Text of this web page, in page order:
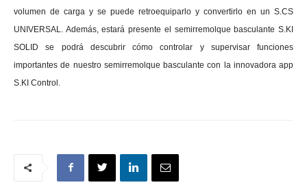
volumen de carga y se puede retroequiparlo y convertirlo en un S.CS
UNIVERSAL. Además, estará presente el semirremolque basculante S.KI
SOLID se podrá descubrir cómo controlar y supervisar funciones
importantes de nuestro semirremolque basculante con la innovadora app
S.KI Control.